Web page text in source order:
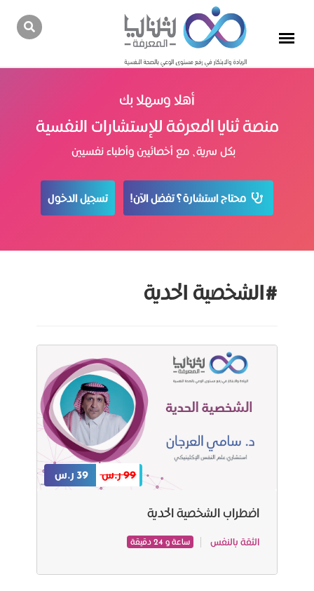
أهلا وسهلا بك
منصة ثنايا المعرفة للإستشارات النفسية
بكل سرية، مع أخصائيين وأطباء نفسيين
محتاج استشارة؟ تفضل الآن! تسجيل الدخول
#الشخصية الحدية
99 ر.س 39 ر.س
اضطراب الشخصية الحدية
الثقة بالنفس ساعة و 24 دقيقة